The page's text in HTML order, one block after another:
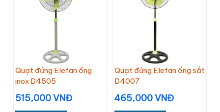
Quạt đứng Elefan ống
inox D4505
515,000 VNĐ
Quạt đứng Elefan ống sắt
D4007
465,000 VNĐ